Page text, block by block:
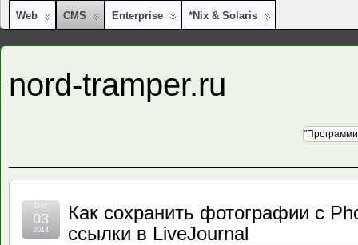
Web CMS Enterprise *nix & Solaris
nord-tramper.ru
Как сохранить фотографии с
ссылки в LiveJournal
Dec
03
2014